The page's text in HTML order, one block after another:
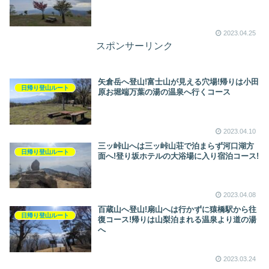
2023.04.25
スポンサーリンク
日帰り登山ルート
矢倉岳へ登山!富士山が見える穴場!帰りは小田
原お堀端万葉の湯の温泉へ行くコース
2023.04.10
日帰り登山ルート
三ッ峠山へは三ッ峠山荘で泊まらず河口湖方
面へ!登り坂ホテルの大浴場に入り宿泊コース!
2023.04.08
日帰り登山ルート
百蔵山へ登山!扇山へは行かずに猿橋駅から往
復コース!帰りは山梨泊まれる温泉より道の湯
へ
2023.03.24